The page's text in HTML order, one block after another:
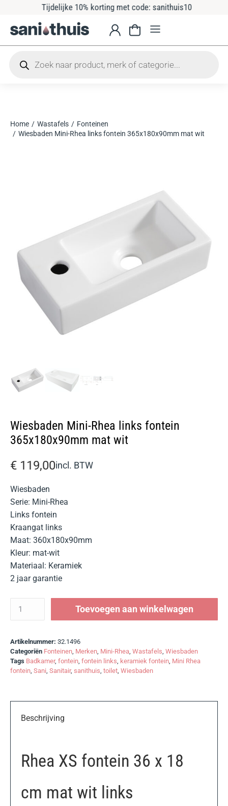
Tijdelijke 10% korting met code: sanithuis10
Je bent hier:
Home Wastafels
Fonteinen
Wiesbaden Mini-Rhea links fontein 365x180x90mm mat wit
Wiesbaden Mini-Rhea links fontein
365x180x90mm mat wit
€ 119,00incl. BTW
Wiesbaden
Serie: Mini-Rhea
Links fontein
Kraangat links
Maat: 360x180x90mm
Kleur: mat-wit
Materiaal: Keramiek
2 jaar garantie
Toevoegen aan winkelwagen
Artikelnummer: 32.1496
Categoriën Fonteinen Merken Mini-Rhea Wastafels Wiesbaden
Tags Badkamer, fontein fontein links keramiek fontein Mini Rhea
fontein Sani Sanitair, sanithuis toilet Wiesbaden
Beschrijving
Rhea XS fontein 36 x 18
cm mat wit links